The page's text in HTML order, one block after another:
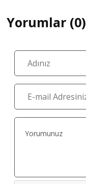
Yorumlar (0)